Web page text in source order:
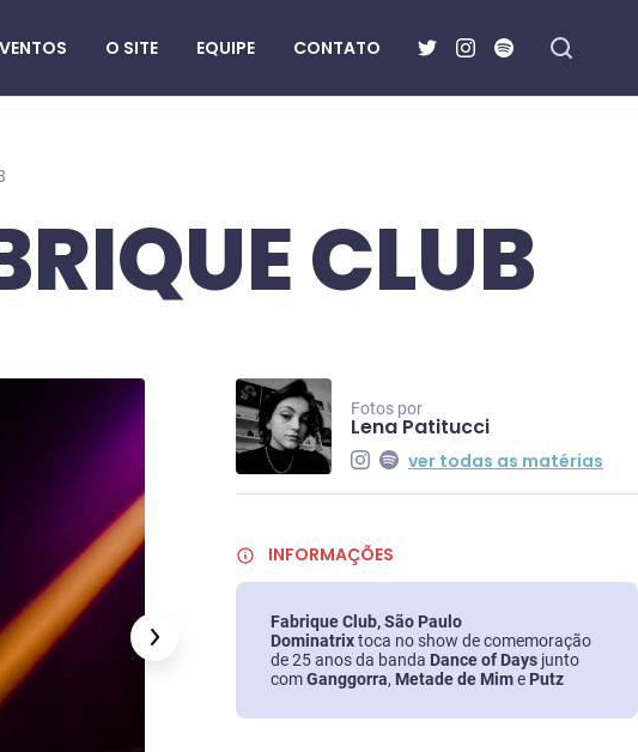
O SITE EQUIPE CONTATO
CLUB
Fotos por
Lena Patitucci
ver todas as matérias
INFORMAÇÕES
Fabrique Club, São Paulo
Dominatrixtoca no show de comemoração
de 25 anos da banda Dance of Days junto
comGanggorra, Metade de Mime Putz